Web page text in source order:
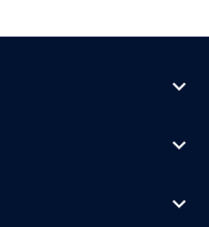
expand_more
expand_more
expand_more